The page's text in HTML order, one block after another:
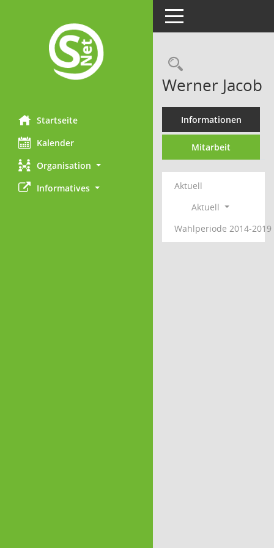
Startseite
Kalender
Organisation
Informatives
Toggle navigation
Werner Jacob
Informationen
Mitarbeit
Aktuell
Aktuell
Wahlperiode 2014-2019